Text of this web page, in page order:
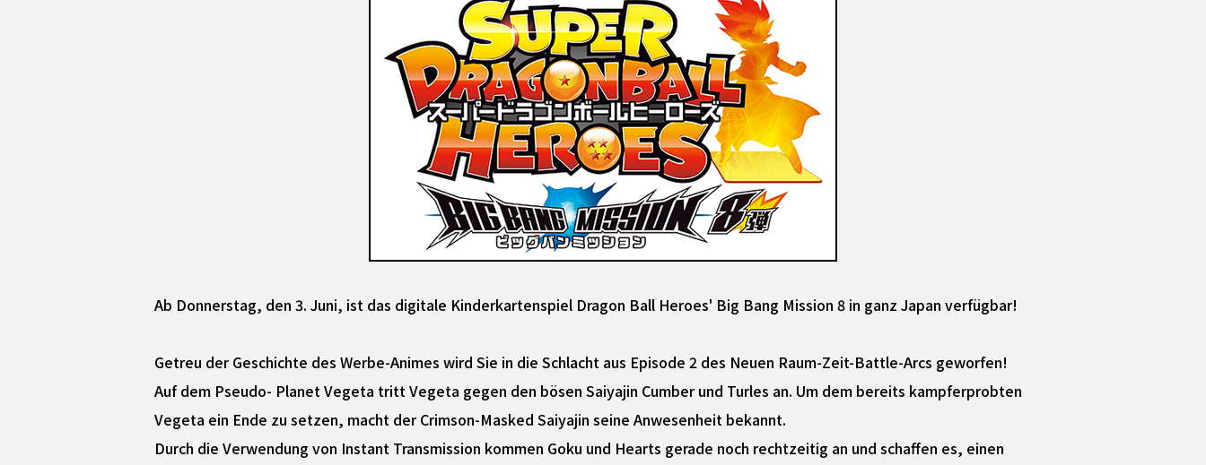
Ab Donnerstag, den 3. Juni, ist das digitale Kinderkartenspiel Dragon Ball Heroes' Big Bang Mission 8 in ganz Japan verfügbar!
Getreu der Geschichte des Werbe-Animes wird Sie in die Schlacht aus Episode 2 des Neuen Raum-Zeit-Battle-Arcs geworfen!
Auf dem Pseudo- Planet Vegeta tritt Vegeta gegen den bösen Saiyajin Cumber und Turles an. Um dem bereits kampferprobten
Vegeta ein Ende zu setzen, macht der Crimson-Masked Saiyajin seine Anwesenheit bekannt.
Durch die Verwendung von Instant Transmission kommen Goku und Hearts gerade noch rechtzeitig an und schaffen es, einen